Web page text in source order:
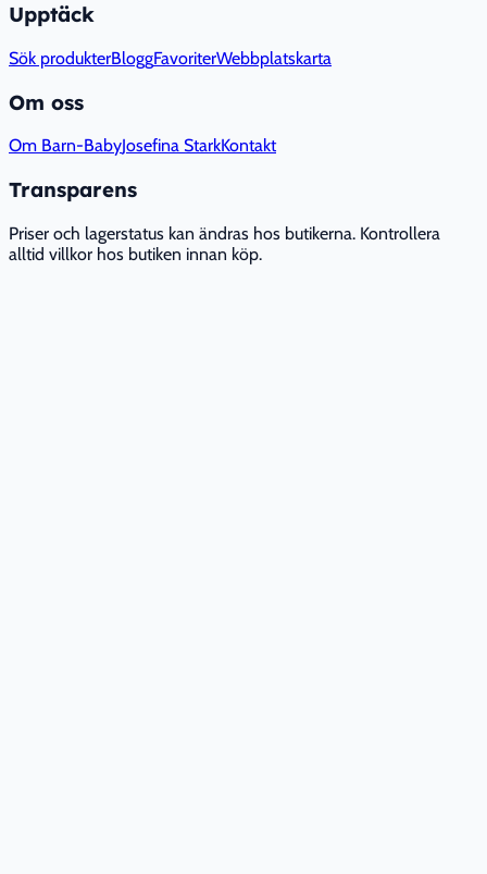
Upptäck
Sök produkterBloggFavoriterWebbplatskarta
Om oss
Om Barn-BabyJosefina StarkKontakt
Transparens
Priser och lagerstatus kan ändras hos butikerna. Kontrollera
alltid villkor hos butiken innan köp.